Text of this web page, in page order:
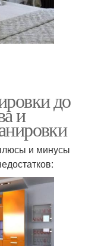
до
и
и минусы